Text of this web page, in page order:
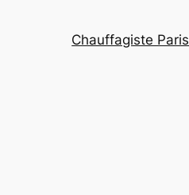
Chauffagiste Paris